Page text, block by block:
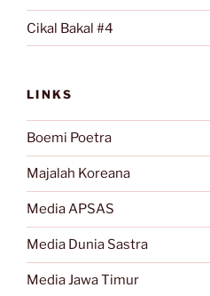
Cikal Bakal #4
LINKS
Boemi Poetra
Majalah Koreana
Media APSAS
Media Dunia Sastra
Media Jawa Timur